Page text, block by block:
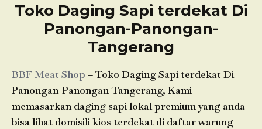
Toko Daging Sapi terdekat Di
Panongan-Panongan-
Tangerang
BBF Meat Shop – Toko Daging Sapi terdekat Di
Panongan-Panongan-Tangerang, Kami
memasarkan daging sapi lokal premium yang anda
bisa lihat domisili kios terdekat di daftar warung